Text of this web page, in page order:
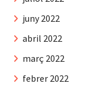
juny 2022
abril 2022
març 2022
febrer 2022